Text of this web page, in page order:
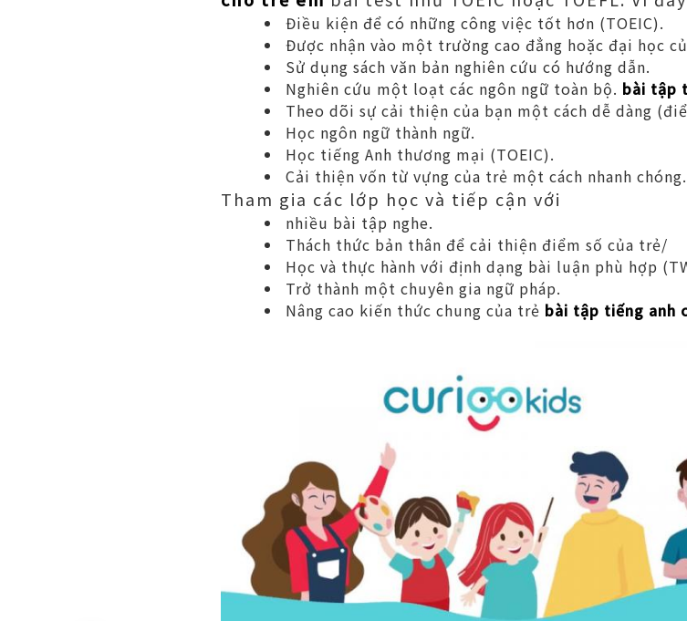
Điều kiện để có những công việc tốt hơn (TOEIC).
Được nhận vào một trường cao đẳng hoặc đại học
Sử dụng sách văn bản nghiên cứu có hướng dẫn.
Nghiên cứu một loạt các ngôn ngữ toàn bộ. bài tập
Theo dõi sự cải thiện của bạn một cách dễ dàng
Học ngôn ngữ thành ngữ.
Học tiếng Anh thương mại (TOEIC).
Cải thiện vốn từ vựng của trẻ một cách nhanh chóng.
Tham gia các lớp học và tiếp cận với
nhiều bài tập nghe.
Thách thức bản thân để cải thiện điểm số của trẻ/
Học và thực hành với định dạng bài luận phù hợp
Trở thành một chuyên gia ngữ pháp.
Nâng cao kiến ​​thức chung của trẻ bài tập tiếng anh